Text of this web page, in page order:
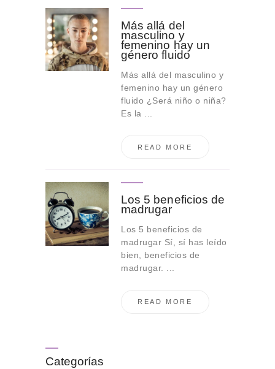
Más allá del
masculino y
femenino hay un
género fluido
Más allá del masculino y
femenino hay un género
fluido ¿Será niño o niña?
Es la ...
READ MORE
Los 5 beneficios de
madrugar
Los 5 beneficios de
madrugar Sí, sí has leído
bien, beneficios de
madrugar. ...
READ MORE
Categorías